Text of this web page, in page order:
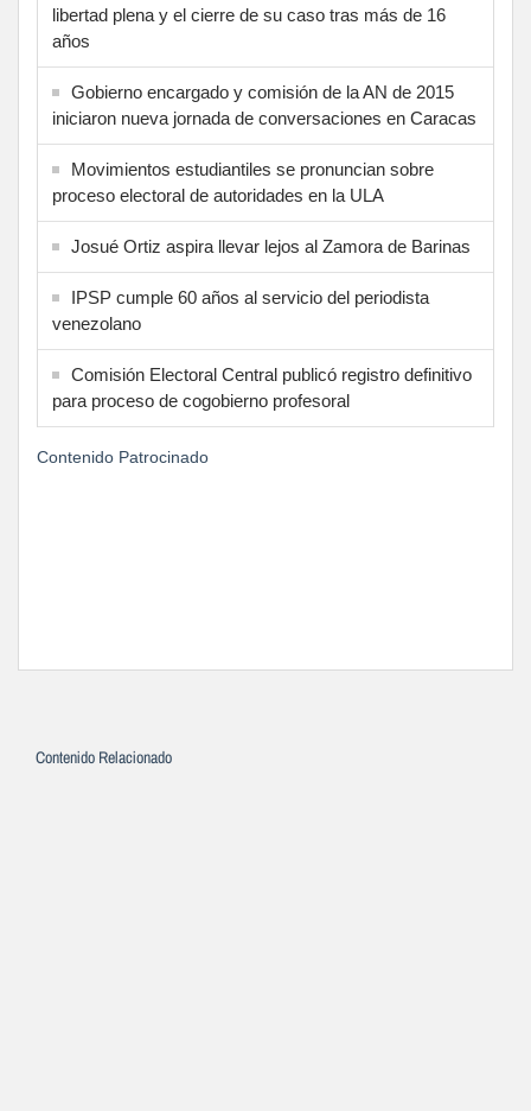
libertad plena y el cierre de su caso tras más de 16
años
Gobierno encargado y comisión de la AN de 2015
iniciaron nueva jornada de conversaciones en Caracas
Movimientos estudiantiles se pronuncian sobre
proceso electoral de autoridades en la ULA
Josué Ortiz aspira llevar lejos al Zamora de Barinas
IPSP cumple 60 años al servicio del periodista
venezolano
Comisión Electoral Central publicó registro definitivo
para proceso de cogobierno profesoral
Contenido Patrocinado
Contenido Relacionado